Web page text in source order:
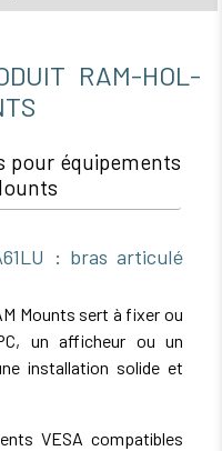
RAM-HOL-
pour équipements
: bras articulé
Mounts sert à fixer ou
un afficheur ou un
installation solide et
VESA compatibles